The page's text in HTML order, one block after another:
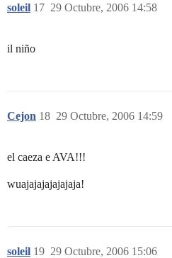
soleil 29 Octubre, 2006 14:58
17
il niño
Cejon 29 Octubre, 2006 14:59
18
el caeza e AVA!!!
wuajajajajajajaja!
soleil 29 Octubre, 2006 15:06
19